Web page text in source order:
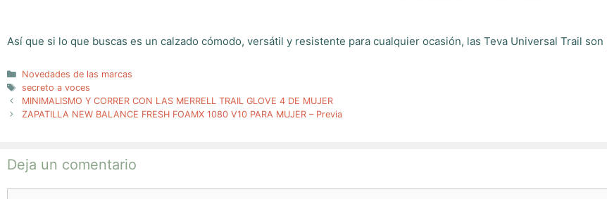
Así que si lo que buscas es un calzado cómodo, versátil y resistente para cualquier ocasión, las Teva Universal Trail
Categorías
Novedades de las marcas
Etiquetas
secreto a voces
MINIMALISMO Y CORRER CON LAS MERRELL TRAIL GLOVE 4 DE MUJER
ZAPATILLA NEW BALANCE FRESH FOAMX 1080 V10 PARA MUJER – Previa
Deja un comentario